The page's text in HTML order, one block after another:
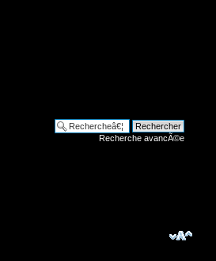
Recherche avancÃ©e